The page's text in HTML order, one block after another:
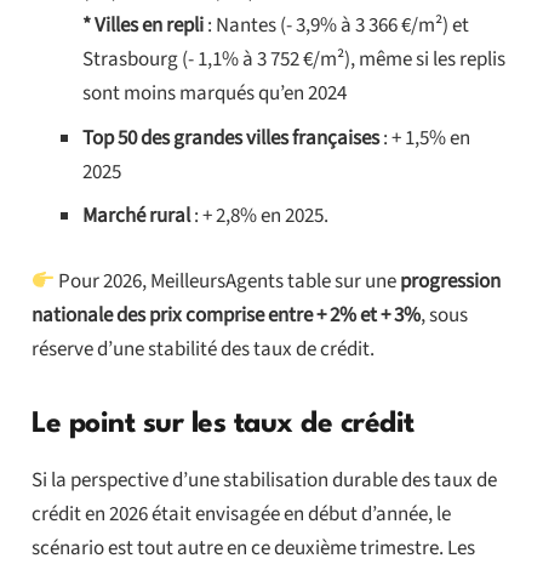
* Villes en repli: Nantes (- 3,9% à 3 366 €/m²) et
Strasbourg (- 1,1% à 3 752 €/m²), même si les replis
sont moins marqués qu’en 2024
Top 50 des grandes villes françaises: + 1,5% en
2025
Marché rural: + 2,8% en 2025.
Pour 2026, MeilleursAgents table sur uneprogression
nationale des prix comprise entre + 2% et + 3%, sous
réserve d’une stabilité des taux de crédit.
Le point sur les taux de crédit
Si la perspective d’une stabilisation durable des taux de
crédit en 2026 était envisagée en début d’année, le
scénario est tout autre en ce deuxième trimestre. Les